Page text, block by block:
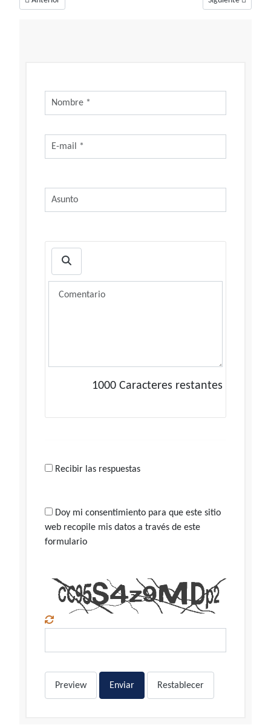
1000 Caracteres restantes
Recibir las respuestas
Doy mi consentimiento para que este sitio
web recopile mis datos a través de este
formulario
Preview Enviar Restablecer